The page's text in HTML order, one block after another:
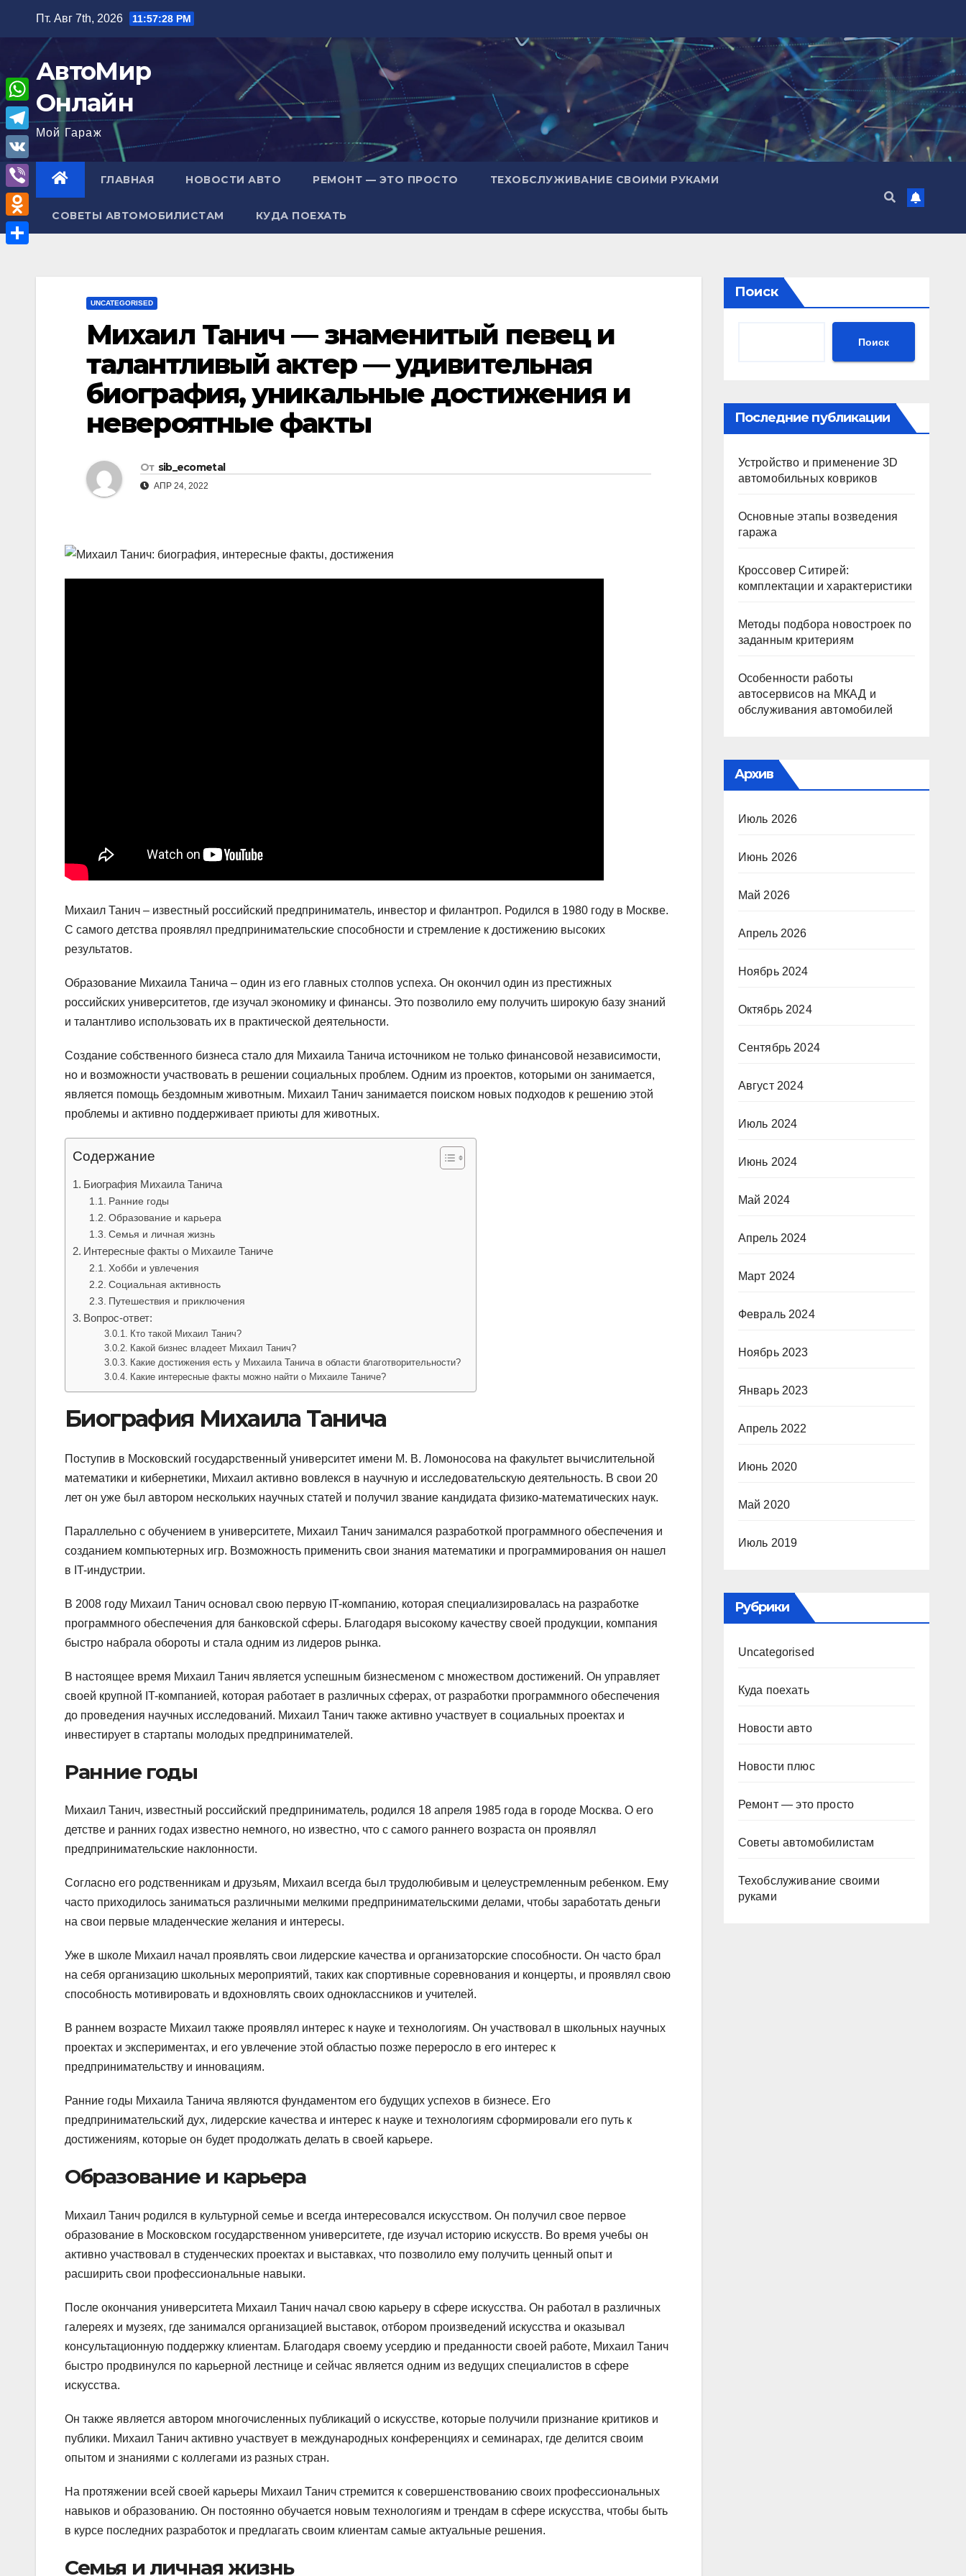
содержимому
Пт. Авг 7th, 2026 11:57:29 PM
АвтоМир
Онлайн
Мой Гараж
ГЛАВНАЯ НОВОСТИ АВТО РЕМОНТ — ЭТО ПРОСТО ТЕХОБСЛУЖИВАНИЕ СВОИМИ РУКАМИ
СОВЕТЫ АВТОМОБИЛИСТАМ КУДА ПОЕХАТЬ
UNCATEGORISED
Михаил Танич — знаменитый певец и
талантливый актер — удивительная
биография, уникальные достижения и
невероятные факты
От sib_ecometal
АПР 24, 2022
Михаил Танич – известный российский предприниматель, инвестор и филантроп. Родился в 1980 году в Москве.
С самого детства проявлял предпринимательские способности и стремление к достижению высоких
результатов.
Образование Михаила Танича – один из его главных столпов успеха. Он окончил один из престижных
российских университетов, где изучал экономику и финансы. Это позволило ему получить широкую базу знаний
и талантливо использовать их в практической деятельности.
Создание собственного бизнеса стало для Михаила Танича источником не только финансовой независимости,
но и возможности участвовать в решении социальных проблем. Одним из проектов, которыми он занимается,
является помощь бездомным животным. Михаил Танич занимается поиском новых подходов к решению этой
проблемы и активно поддерживает приюты для животных.
Содержание
Биография Михаила Танича
Ранние годы
Образование и карьера
Семья и личная жизнь
Интересные факты о Михаиле Таниче
Хобби и увлечения
Социальная активность
Путешествия и приключения
Вопрос-ответ:
Кто такой Михаил Танич?
Какой бизнес владеет Михаил Танич?
Какие достижения есть у Михаила Танича в области благотворительности?
Какие интересные факты можно найти о Михаиле Таниче?
Биография Михаила Танича
Поступив в Московский государственный университет имени М. В. Ломоносова на факультет вычислительной
математики и кибернетики, Михаил активно вовлекся в научную и исследовательскую деятельность. В свои 20
лет он уже был автором нескольких научных статей и получил звание кандидата физико-математических наук.
Параллельно с обучением в университете, Михаил Танич занимался разработкой программного обеспечения и
созданием компьютерных игр. Возможность применить свои знания математики и программирования он нашел
в IT-индустрии.
В 2008 году Михаил Танич основал свою первую IT-компанию, которая специализировалась на разработке
программного обеспечения для банковской сферы. Благодаря высокому качеству своей продукции, компания
быстро набрала обороты и стала одним из лидеров рынка.
В настоящее время Михаил Танич является успешным бизнесменом с множеством достижений. Он управляет
своей крупной IT-компанией, которая работает в различных сферах, от разработки программного обеспечения
до проведения научных исследований. Михаил Танич также активно участвует в социальных проектах и
инвестирует в стартапы молодых предпринимателей.
Ранние годы
Михаил Танич, известный российский предприниматель, родился 18 апреля 1985 года в городе Москва. О его
детстве и ранних годах известно немного, но известно, что с самого раннего возраста он проявлял
предпринимательские наклонности.
Согласно его родственникам и друзьям, Михаил всегда был трудолюбивым и целеустремленным ребенком. Ему
часто приходилось заниматься различными мелкими предпринимательскими делами, чтобы заработать деньги
на свои первые младенческие желания и интересы.
Уже в школе Михаил начал проявлять свои лидерские качества и организаторские способности. Он часто брал
на себя организацию школьных мероприятий, таких как спортивные соревнования и концерты, и проявлял свою
способность мотивировать и вдохновлять своих одноклассников и учителей.
В раннем возрасте Михаил также проявлял интерес к науке и технологиям. Он участвовал в школьных научных
проектах и экспериментах, и его увлечение этой областью позже переросло в его интерес к
предпринимательству и инновациям.
Ранние годы Михаила Танича являются фундаментом его будущих успехов в бизнесе. Его
предпринимательский дух, лидерские качества и интерес к науке и технологиям сформировали его путь к
достижениям, которые он будет продолжать делать в своей карьере.
Образование и карьера
Михаил Танич родился в культурной семье и всегда интересовался искусством. Он получил свое первое
образование в Московском государственном университете, где изучал историю искусств. Во время учебы он
активно участвовал в студенческих проектах и выставках, что позволило ему получить ценный опыт и
расширить свои профессиональные навыки.
После окончания университета Михаил Танич начал свою карьеру в сфере искусства. Он работал в различных
галереях и музеях, где занимался организацией выставок, отбором произведений искусства и оказывал
консультационную поддержку клиентам. Благодаря своему усердию и преданности своей работе, Михаил Танич
быстро продвинулся по карьерной лестнице и сейчас является одним из ведущих специалистов в сфере
искусства.
Он также является автором многочисленных публикаций о искусстве, которые получили признание критиков и
публики. Михаил Танич активно участвует в международных конференциях и семинарах, где делится своим
опытом и знаниями с коллегами из разных стран.
На протяжении всей своей карьеры Михаил Танич стремится к совершенствованию своих профессиональных
навыков и образованию. Он постоянно обучается новым технологиям и трендам в сфере искусства, чтобы быть
в курсе последних разработок и предлагать своим клиентам самые актуальные решения.
Семья и личная жизнь
Поиск
Поиск
Последние публикации
Устройство и применение 3D
автомобильных ковриков
Основные этапы возведения
гаража
Кроссовер Ситирей:
комплектации и характеристики
Методы подбора новостроек по
заданным критериям
Особенности работы
автосервисов на МКАД и
обслуживания автомобилей
Архив
Июль 2026
Июнь 2026
Май 2026
Апрель 2026
Ноябрь 2024
Октябрь 2024
Сентябрь 2024
Август 2024
Июль 2024
Июнь 2024
Май 2024
Апрель 2024
Март 2024
Февраль 2024
Ноябрь 2023
Январь 2023
Апрель 2022
Июнь 2020
Май 2020
Июль 2019
Рубрики
Uncategorised
Куда поехать
Новости авто
Новости плюс
Ремонт — это просто
Советы автомобилистам
Техобслуживание своими
руками
W
h
a
A
T
e
l
e
g
V
K
V
i
b
O